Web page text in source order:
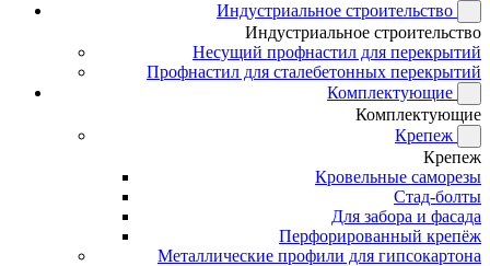
Индустриальное строительство
Индустриальное строительство
Несущий профнастил для перекрытий
Профнастил для сталебетонных перекрытий
Комплектующие
Комплектующие
Крепеж
Крепеж
Кровельные саморезы
Стад-болты
Для забора и фасада
Перфорированный крепёж
Металлические профили для гипсокартона